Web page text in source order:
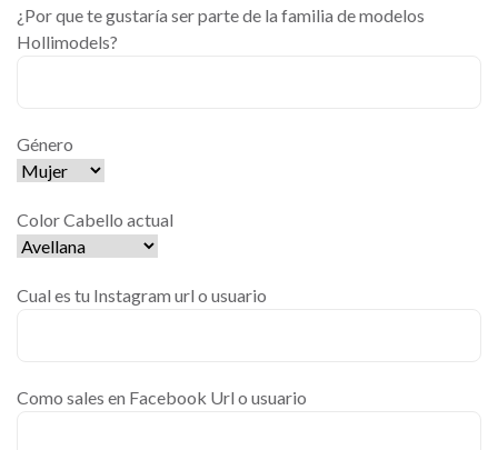
¿Por que te gustaría ser parte de la familia de modelos
Hollimodels?
Género
Color Cabello actual
Cual es tu Instagram url o usuario
Como sales en Facebook Url o usuario